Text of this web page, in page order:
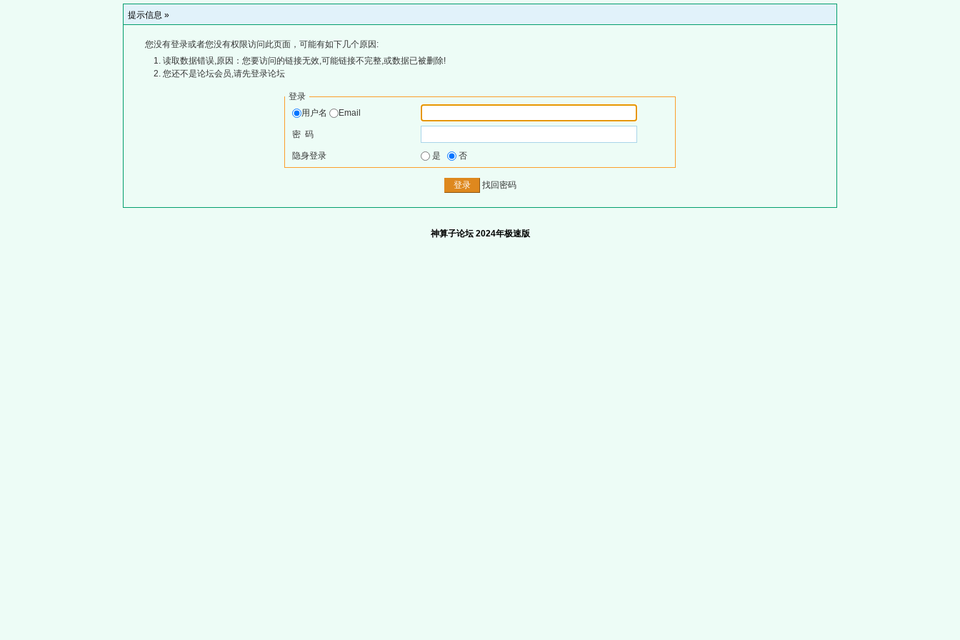
提示信息 »
您没有登录或者您没有权限访问此页面，可能有如下几个原因:
读取数据错误,原因：您要访问的链接无效,可能链接不完整,或数据已被删除!
您还不是论坛会员,请先登录论坛
登录
用户名
Email
密 码
隐身登录 是 否
找回密码
神算子论坛 2024年极速版